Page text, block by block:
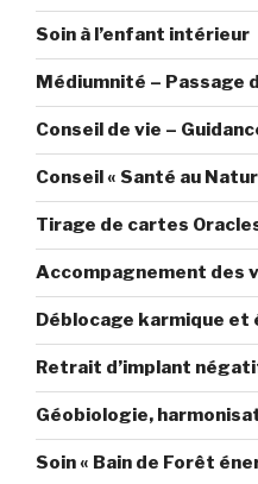
Soin à l’enfant intérieur
Médiumnité – Passage
Conseil de vie –
Conseil « Santé au
Tirage de cartes
Accompagnement des
Déblocage karmique et
Retrait d’implant
Géobiologie,
Soin « Bain de Forêt